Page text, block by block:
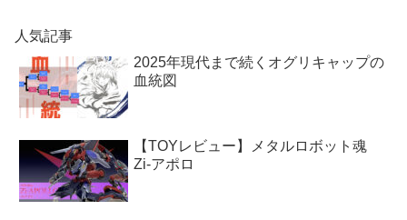
人気記事
2025年現代まで続くオグリキャップの
血統図
【TOYレビュー】メタルロボット魂
Zi-アポロ